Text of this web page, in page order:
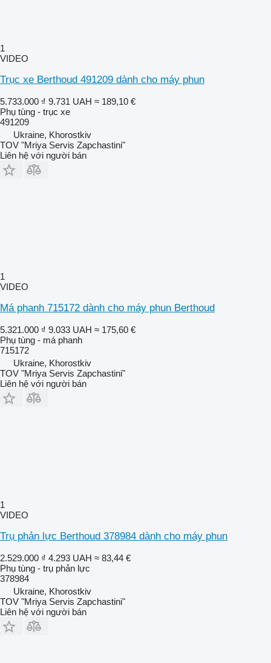
1
VIDEO
Trục xe Berthoud 491209 dành cho máy phun
5.733.000 ₫ 9.731 UAH ≈ 189,10 €
Phụ tùng - trục xe
491209
Ukraine, Khorostkiv
TOV "Mriya Servis Zapchastini"
Liên hệ với người bán
1
VIDEO
Má phanh 715172 dành cho máy phun Berthoud
5.321.000 ₫ 9.033 UAH ≈ 175,60 €
Phụ tùng - má phanh
715172
Ukraine, Khorostkiv
TOV "Mriya Servis Zapchastini"
Liên hệ với người bán
1
VIDEO
Trụ phản lực Berthoud 378984 dành cho máy phun
2.529.000 ₫ 4.293 UAH ≈ 83,44 €
Phụ tùng - trụ phản lực
378984
Ukraine, Khorostkiv
TOV "Mriya Servis Zapchastini"
Liên hệ với người bán